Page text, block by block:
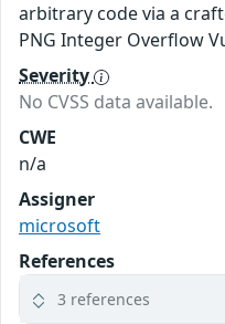
arbitrary code via a
PNG Integer Overflow
Severity
No CVSS data available.
CWE
n/a
Assigner
microsoft
References
3 references